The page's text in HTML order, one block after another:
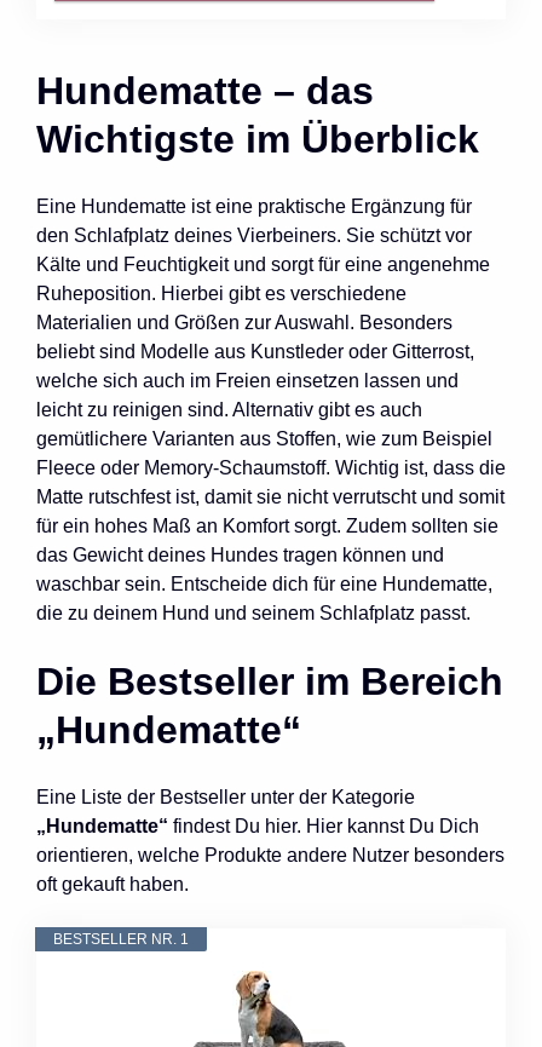
Hundematte – das
Wichtigste im Überblick
Eine Hundematte ist eine praktische Ergänzung für
den Schlafplatz deines Vierbeiners. Sie schützt vor
Kälte und Feuchtigkeit und sorgt für eine angenehme
Ruheposition. Hierbei gibt es verschiedene
Materialien und Größen zur Auswahl. Besonders
beliebt sind Modelle aus Kunstleder oder Gitterrost,
welche sich auch im Freien einsetzen lassen und
leicht zu reinigen sind. Alternativ gibt es auch
gemütlichere Varianten aus Stoffen, wie zum Beispiel
Fleece oder Memory-Schaumstoff. Wichtig ist, dass die
Matte rutschfest ist, damit sie nicht verrutscht und somit
für ein hohes Maß an Komfort sorgt. Zudem sollten sie
das Gewicht deines Hundes tragen können und
waschbar sein. Entscheide dich für eine Hundematte,
die zu deinem Hund und seinem Schlafplatz passt.
Die Bestseller im Bereich
„Hundematte“
Eine Liste der Bestseller unter der Kategorie
„Hundematte“ findest Du hier. Hier kannst Du Dich
orientieren, welche Produkte andere Nutzer besonders
oft gekauft haben.
BESTSELLER NR. 1